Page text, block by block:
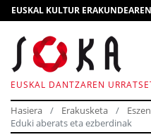
EUSKAL KULTUR
EUSKAL DANTZAREN
Hasiera Erakusketa
Eduki aberats eta ezberdinak